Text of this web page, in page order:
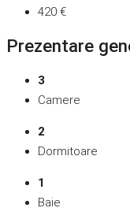
420 €
Prezentare
3
Camere
2
Dormitoare
1
Baie